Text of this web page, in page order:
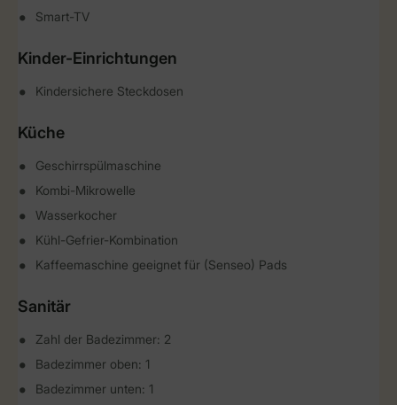
Smart-TV
Kinder-Einrichtungen
Kindersichere Steckdosen
Küche
Geschirrspülmaschine
Kombi-Mikrowelle
Wasserkocher
Kühl-Gefrier-Kombination
Kaffeemaschine geeignet für (Senseo) Pads
Sanitär
Zahl der Badezimmer: 2
Badezimmer oben: 1
Badezimmer unten: 1